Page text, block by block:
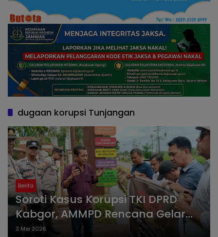
dugaan korupsi Tunjangan
Berita
Soroti Kasus Korupsi TKI DPRD
Kabgor, AMMPD Rencana Gelar
Aksi di Kejaksaan
3 Mei 2026